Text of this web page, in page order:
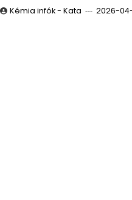
Kémia infók - Kata 2026-